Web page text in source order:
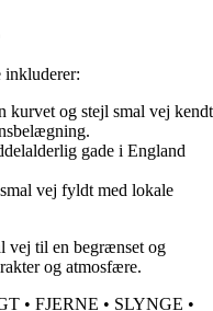
inkluderer:
kurvet og stejl smal vej kendt
gade i England
vej fyldt med lokale
vej til en begrænset og
og atmosfære.
• FJERNE • SLYNGE •